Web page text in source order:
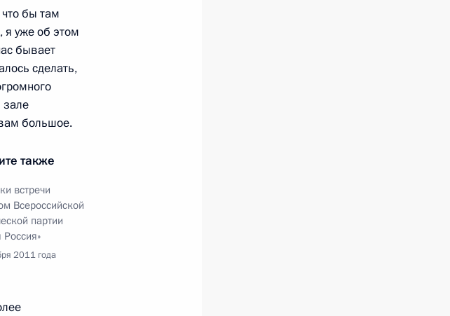
4
бы там
я уже об этом
бывает
сделать,
зале
большое.
также
встречи
Всероссийской
партии
Россия»
2011 года